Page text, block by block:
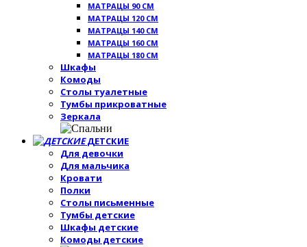
МАТРАЦЫ 90 СМ
МАТРАЦЫ 120 СМ
МАТРАЦЫ 140 СМ
МАТРАЦЫ 160 СМ
МАТРАЦЫ 180 СМ
Шкафы
Комоды
Столы туалетные
Тумбы прикроватные
Зеркала
ДЕТСКИЕ
Для девочки
Для мальчика
Кровати
Полки
Столы письменные
Тумбы детские
Шкафы детские
Комоды детские